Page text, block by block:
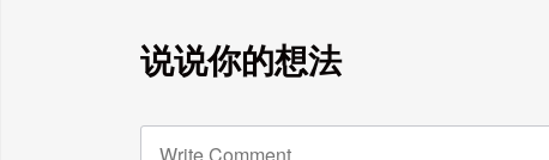
说说你的想法